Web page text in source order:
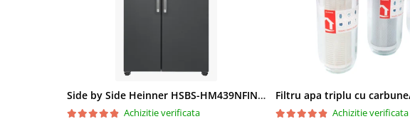
Side by Side Heinner HSBS-HM439NFINVDGWDE++, Total No Frost, Compresor Inverter, Dozator Apa, Display Touch LED, 439 L, Clasa E, Gri Antracit Texturat
Achizitie verificata
Achizitie verificata